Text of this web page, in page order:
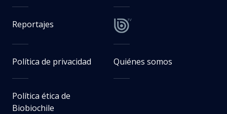
Reportajes
Política de privacidad Quiénes somos
Política ética de
Biobiochile